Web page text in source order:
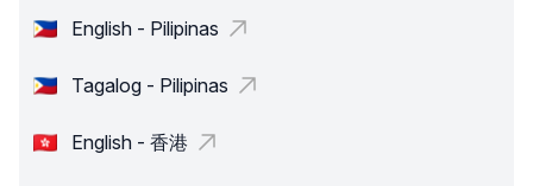
English - Pilipinas
Tagalog - Pilipinas
English - 香港